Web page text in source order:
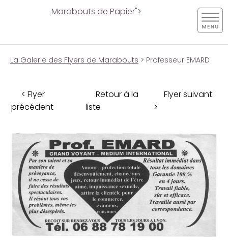
Marabouts de Papier">
La Galerie des Flyers de Marabouts > Professeur EMARD
< Flyer
précédent
Retour à la
liste
Flyer suivant
>